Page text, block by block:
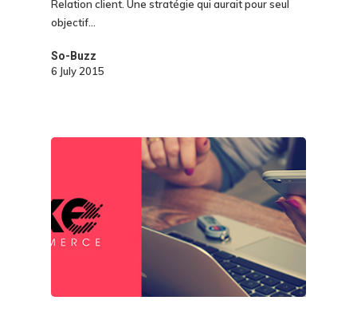
Relation client. Une stratégie qui aurait pour seul
objectif…
So-Buzz
6 July 2015